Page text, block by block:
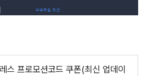
스 프로모션코드 쿠폰(최신 업데이